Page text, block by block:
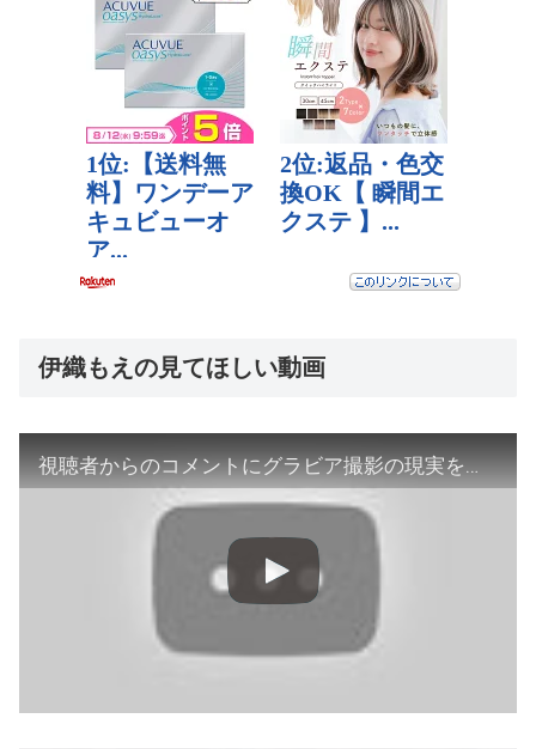
伊織もえの見てほしい動画
視聴者からのコメントにグラビア撮影の現実を突きつける伊織もえ【APEX★切り抜き★】